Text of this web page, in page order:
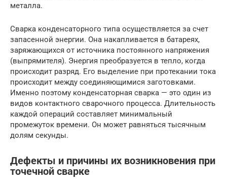
металла.
Сварка конденсаторного типа осуществляется за счет
запасенной энергии. Она накапливается в батареях,
заряжающихся от источника постоянного напряжения
(выпрямителя). Энергия преобразуется в тепло, когда
происходит разряд. Его выделение при протекании тока
происходит между соединяющимися заготовками.
Именно поэтому конденсаторная сварка — это один из
видов контактного сварочного процесса. Длительность
каждой операций составляет минимальный
промежуток времени. Он может равняться тысячным
долям секунды.
Дефекты и причины их возникновения при
точечной сварке